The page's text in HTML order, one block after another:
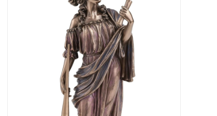
Giftware & Lifestyle &